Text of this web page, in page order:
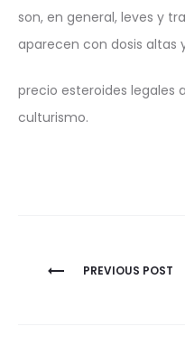
son, en general, leves y
aparecen con dosis altas
precio esteroides legales
culturismo.
Nawigacja
PREVIOUS POST